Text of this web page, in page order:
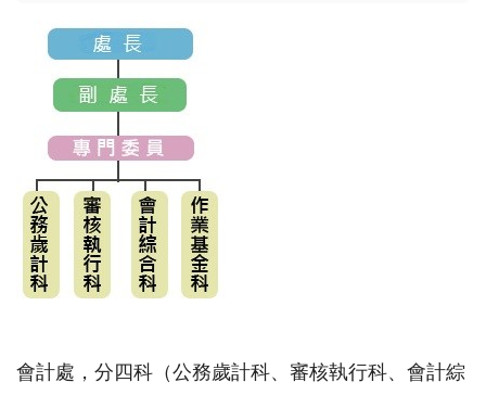
會計處，分四科（公務歲計科、審核執行科、會計綜